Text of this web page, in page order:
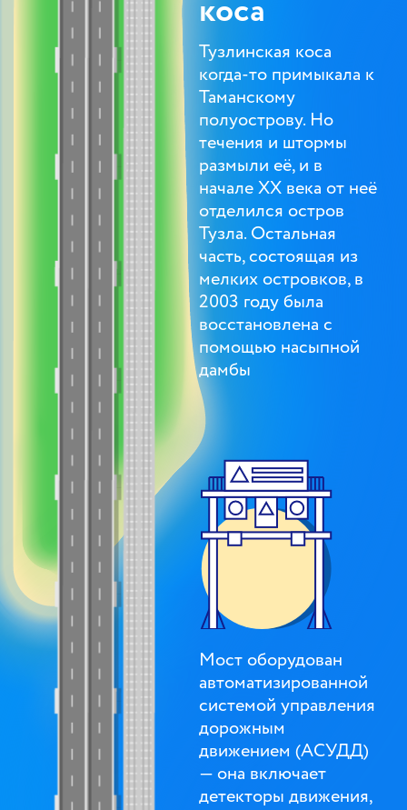
коса
Тузлинская коса
когда-то примыкала к
Таманскому
полуострову. Но
течения и штормы
размыли её, и в
начале XX века от неё
отделился остров
Тузла. Остальная
часть, состоящая из
мелких островков, в
2003 году была
восстановлена с
помощью насыпной
дамбы
Мост оборудован
автоматизированной
системой управления
дорожным
движением (АСУДД)
— она включает
детекторы дви­жения,